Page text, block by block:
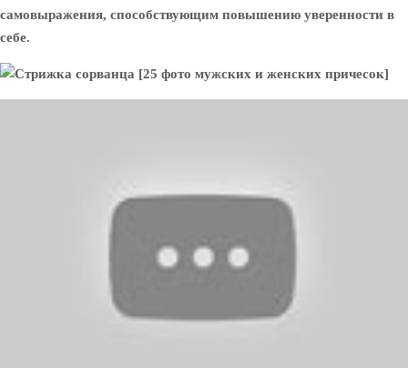
самовыражения, способствующим повышению уверенности в
себе.